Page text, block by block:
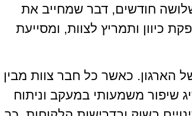
יעד של הפחתת זמן השילוח ב-15% תוך שלושה חודשים, דבר שמחייב את
כיוון ותמריץ לצוות, ומסייעת
הארגון. כאשר כל חבר צוות מבין
שיפור משמעותי במעקב וניתוח